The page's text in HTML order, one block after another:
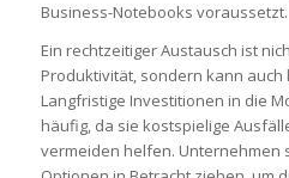
Business-Notebooks voraussetzt.
Ein rechtzeitiger Austausch ist
Produktivität, sondern kann
Langfristige Investitionen in die
häufig, da sie kostspielige
vermeiden helfen. Unternehmen